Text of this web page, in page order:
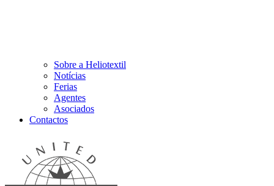
Sobre a Heliotextil
Notícias
Ferias
Agentes
Asociados
Contactos